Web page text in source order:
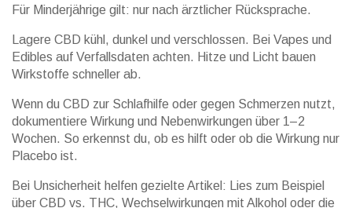
Für Minderjährige gilt: nur nach ärztlicher Rücksprache.
Lagere CBD kühl, dunkel und verschlossen. Bei Vapes und
Edibles auf Verfallsdaten achten. Hitze und Licht bauen
Wirkstoffe schneller ab.
Wenn du CBD zur Schlafhilfe oder gegen Schmerzen nutzt,
dokumentiere Wirkung und Nebenwirkungen über 1–2
Wochen. So erkennst du, ob es hilft oder ob die Wirkung nur
Placebo ist.
Bei Unsicherheit helfen gezielte Artikel: Lies zum Beispiel
über CBD vs. THC, Wechselwirkungen mit Alkohol oder die